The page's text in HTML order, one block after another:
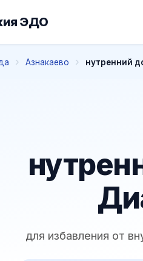
ЭДО
Азнакаево нутренний
для избавления от